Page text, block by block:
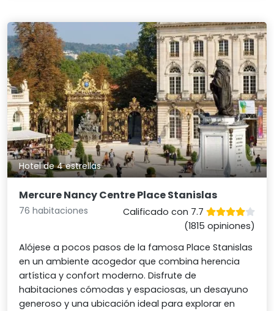
Hotel de 4 estrellas
Mercure Nancy Centre Place Stanislas
76 habitaciones
Calificado con 7.7
(1815 opiniones)
Alójese a pocos pasos de la famosa Place Stanislas
en un ambiente acogedor que combina herencia
artística y confort moderno. Disfrute de
habitaciones cómodas y espaciosas, un desayuno
generoso y una ubicación ideal para explorar en